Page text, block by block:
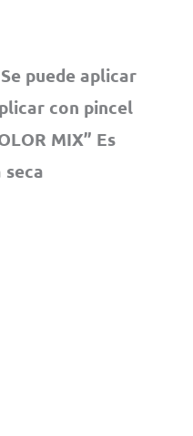
puede aplicar
con pincel
MIX” Es